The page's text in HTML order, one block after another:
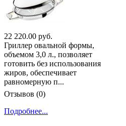
22 220.00 руб.
Гриллер овальной формы,
объемом 3,0 л., позволяет
готовить без использования
жиров, обеспечивает
равномерную п...
Отзывов (0)
Подробнее...